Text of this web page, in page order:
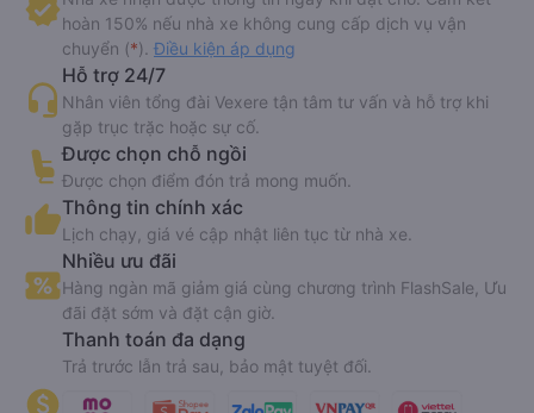
hoàn 150% nếu nhà xe không cung cấp dịch vụ vận
chuyển (*). Điều kiện áp dụng
Hỗ trợ 24/7
Nhân viên tổng đài Vexere tận tâm tư vấn và hỗ trợ khi
gặp trục trặc hoặc sự cố.
Được chọn chỗ ngồi
Được chọn điểm đón trả mong muốn.
Thông tin chính xác
Lịch chạy, giá vé cập nhật liên tục từ nhà xe.
Nhiều ưu đãi
Hàng ngàn mã giảm giá cùng chương trình FlashSale, Ưu
đãi đặt sớm và đặt cận giờ.
Thanh toán đa dạng
Trả trước lẫn trả sau, bảo mật tuyệt đối.